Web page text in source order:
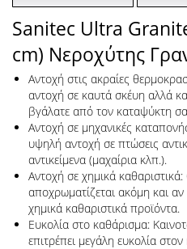
Sanitec Ultra
cm) Νεροχύτης
Αντοχή στις ακραίες
αντοχή σε καυτά σκέυη αλλά
βγάλατε από τον καταψύκτη
Αντοχή σε μηχανικές
υψηλή αντοχή σε πτώσεις
αντικείμενα (μαχαίρια κλπ.).
Αντοχή σε χημικά
αποχρωματίζεται ακόμη και
χημικά καθαριστικά προϊόντα.
Ευκολία στο καθάρισμα:
επιτρέπει μεγάλη ευκολία